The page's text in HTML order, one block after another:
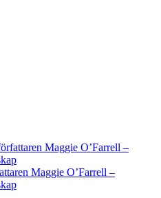
Maggie O’Farrell –